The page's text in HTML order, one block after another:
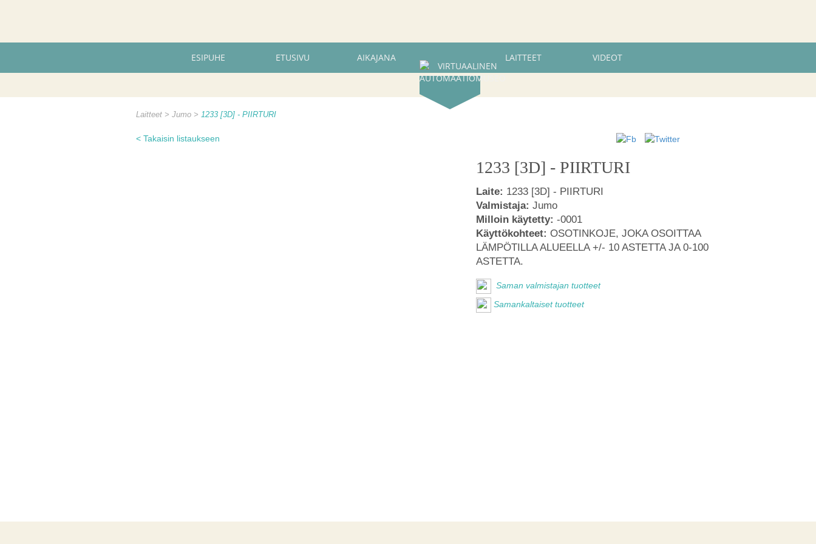
ESIPUHE ETUSIVU AIKAJANA LAITTEET VIDEOT
Laitteet Jumo 1233 [3D] - PIIRTURI
< Takaisin listaukseen
1233 [3D] - PIIRTURI
Laite: 1233 [3D] - PIIRTURI
Valmistaja: Jumo
Milloin käytetty: -0001
Käyttökohteet: OSOTINKOJE, JOKA OSOITTAA
LÄMPÖTILLA ALUEELLA +/- 10 ASTETTA JA 0-100
ASTETTA.
Saman valmistajan tuotteet
Samankaltaiset tuotteet